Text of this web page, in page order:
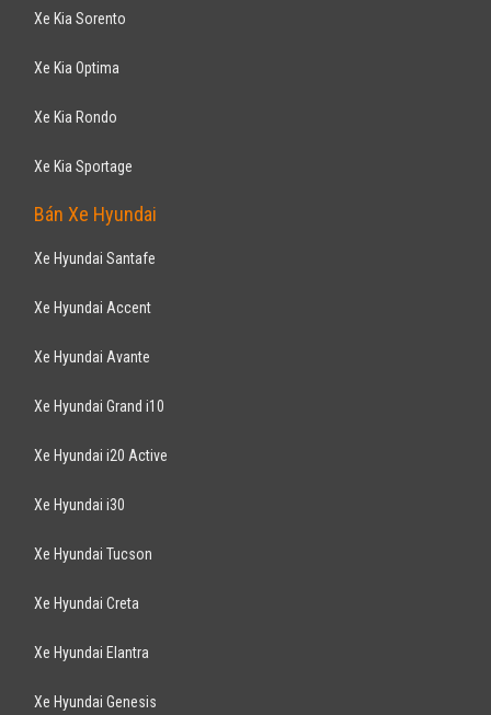
Xe Kia Sorento
Xe Kia Optima
Xe Kia Rondo
Xe Kia Sportage
Bán Xe Hyundai
Xe Hyundai Santafe
Xe Hyundai Accent
Xe Hyundai Avante
Xe Hyundai Grand i10
Xe Hyundai i20 Active
Xe Hyundai i30
Xe Hyundai Tucson
Xe Hyundai Creta
Xe Hyundai Elantra
Xe Hyundai Genesis